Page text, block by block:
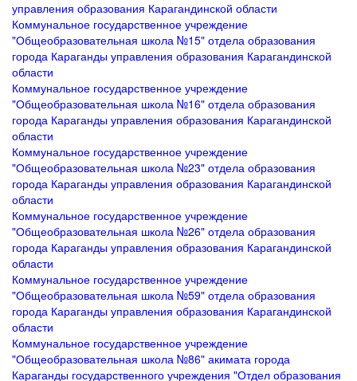
управления образования Карагандинской области
Коммунальное государственное учреждение
"Общеобразовательная школа №15" отдела образования
города Караганды управления образования Карагандинской
области
Коммунальное государственное учреждение
"Общеобразовательная школа №16" отдела образования
города Караганды управления образования Карагандинской
области
Коммунальное государственное учреждение
"Общеобразовательная школа №23" отдела образования
города Караганды управления образования Карагандинской
области
Коммунальное государственное учреждение
"Общеобразовательная школа №26" отдела образования
города Караганды управления образования Карагандинской
области
Коммунальное государственное учреждение
"Общеобразовательная школа №59" отдела образования
города Караганды управления образования Карагандинской
области
Коммунальное государственное учреждение
"Общеобразовательная школа №86" акимата города
Караганды государственного учреждения "Отдел образования